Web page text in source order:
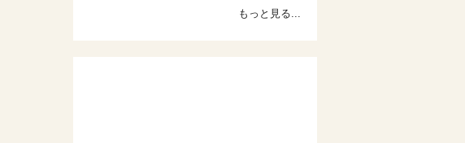
もっと見る...